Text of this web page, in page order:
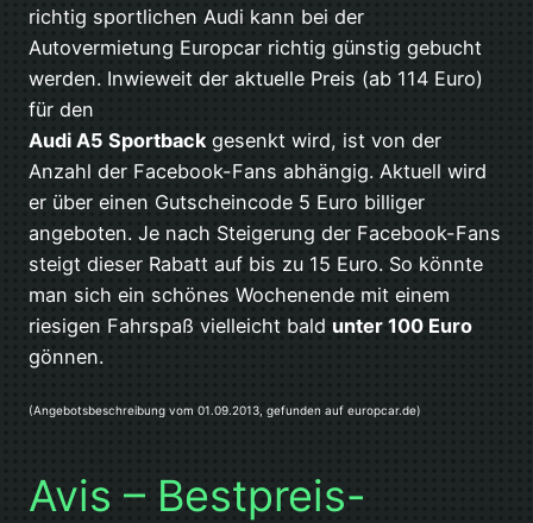
richtig sportlichen Audi kann bei der
Autovermietung Europcar richtig günstig gebucht
werden. Inwieweit der aktuelle Preis (ab 114 Euro)
für den
Audi A5 Sportbackgesenkt wird, ist von der
Anzahl der Facebook-Fans abhängig. Aktuell wird
er über einen Gutscheincode 5 Euro billiger
angeboten. Je nach Steigerung der Facebook-Fans
steigt dieser Rabatt auf bis zu 15 Euro. So könnte
man sich ein schönes Wochenende mit einem
riesigen Fahrspaß vielleicht bald unter 100 Euro
gönnen.
(Angebotsbeschreibung vom 01.09.2013, gefunden auf europcar.de)
Avis – Bestpreis-